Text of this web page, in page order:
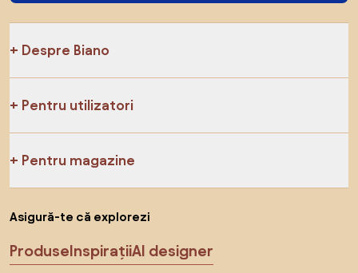
Despre Biano
Pentru utilizatori
Pentru magazine
Asigură-te că explorezi
ProduseInspirațiiAI designer